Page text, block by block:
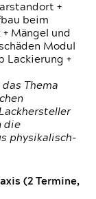
+
beim
Mängel und
Modul
Lackierung +
Thema
die
physikalisch-
(2 Termine,